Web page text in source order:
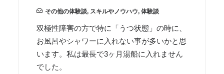
その他の体験談, スキルやノウハウ, 体験談
双極性障害の方で特に「うつ状態」の時に、
お風呂やシャワーに入れない事が多いかと思
います。私は最長で3ヶ月湯船に入れません
でした。